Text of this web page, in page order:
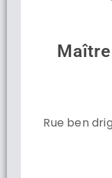
Maître
Rue ben